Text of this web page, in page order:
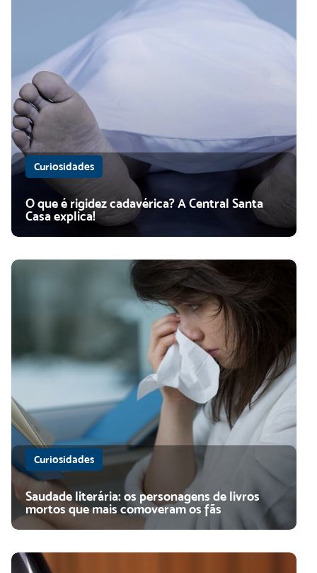
Curiosidades
O que é rigidez cadavérica? A Central Santa
Casa explica!
Curiosidades
Saudade literária: os personagens de livros
mortos que mais comoveram os fãs